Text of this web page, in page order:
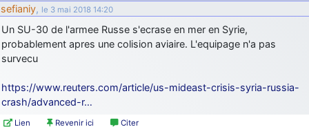
sefianiy, le 3 mai 2018 14:20
Un SU-30 de l'armee Russe s'ecrase en mer en Syrie,
probablement apres une colision aviaire. L'equipage n'a pas
survecu
https://www.reuters.com/article/us-mideast-crisis-syria-russia-
crash/advanced-r…
Lien Revenir ici Citer